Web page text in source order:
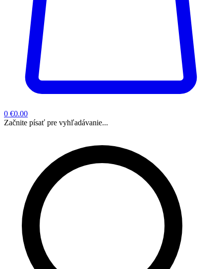
0 €0.00
Začnite písať pre vyhľadávanie...